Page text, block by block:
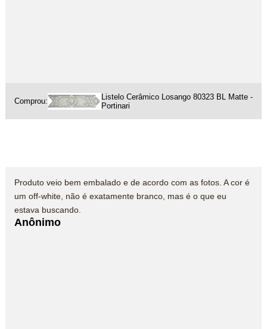
Comprou:
Listelo Cerâmico Losango 80323 BL Matte -
Portinari
Produto veio bem embalado e de acordo com as fotos. A cor é
um off-white, não é exatamente branco, mas é o que eu
estava buscando.
Anônimo